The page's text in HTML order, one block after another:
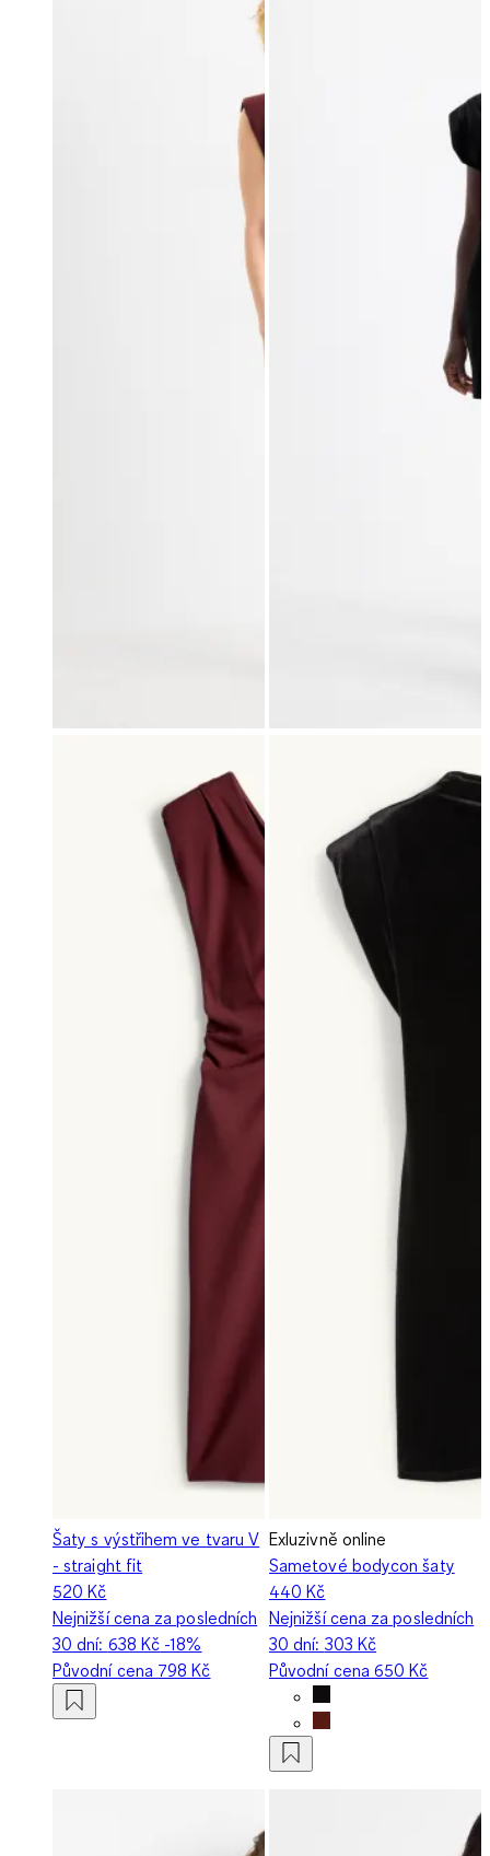
Šaty s výstřihem ve tvaru V
- straight fit
520 Kč
Nejnižší cena za posledních
30 dní: 638 Kč -18%
Původní cena 798 Kč
Exluzivně online
Sametové bodycon šaty
440 Kč
Nejnižší cena za posledních
30 dní: 303 Kč
Původní cena650 Kč